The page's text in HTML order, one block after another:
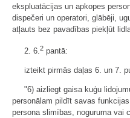
ekspluatācijas un apkopes
dispečeri un operatori, glābēji,
atļauts bez pavadības piekļūt
2. 6.2 pantā:
izteikt pirmās daļas 6. un 7.
"6) aizliegt gaisa kuģu
personālam pildīt savas
persona slimības, noguruma vai